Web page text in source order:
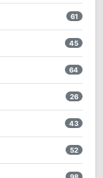
61
45
64
26
43
52